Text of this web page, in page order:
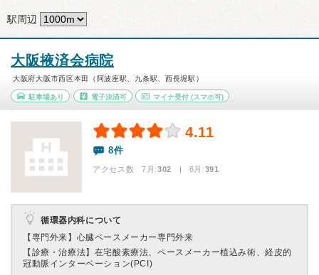
駅周辺
大阪掖済会病院
大阪府大阪市西区本田（阿波座駅、九条駅、西長堀駅）
駐車場あり 電子決済可 マイナ受付 (スマホ可)
4.11
8件
アクセス数 7月:302 | 6月:391
循環器内科について
【専門外来】 心臓ペースメーカー専門外来
【診療・治療法】 在宅酸素療法、ペースメーカー植込み術、経皮的
冠動脈インターベーション(PCI)